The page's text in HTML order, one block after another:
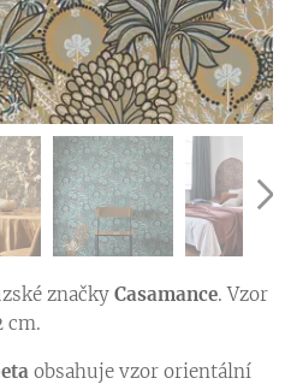
jiné barevné variantě
v jiné barevné variantě
Persee
značky Casamance. Vzor
cm.
obsahuje vzor orientální